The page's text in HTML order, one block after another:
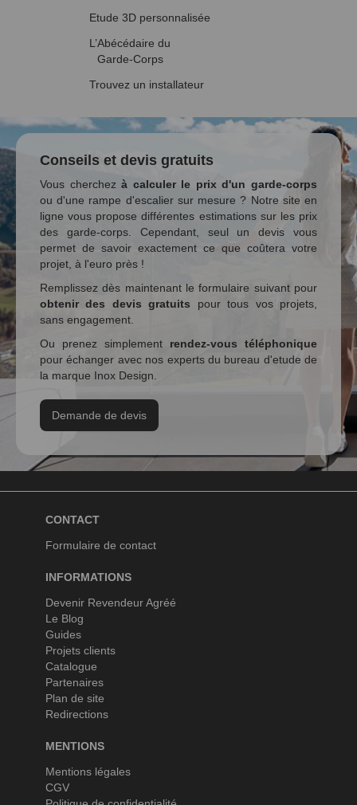
Etude 3D personnalisée
L’Abécédaire du
Garde-Corps
Trouvez un installateur
Conseils et devis gratuits
Vous cherchezà calculer le prix d'un garde-corps
ou d'une rampe d'escalier sur mesure ? Notre site en
ligne vous propose différentes estimations sur les prix
des garde-corps. Cependant, seul un devis vous
permet de savoir exactement ce que coûtera votre
projet, à l'euro près !
Remplissez dès maintenant le formulaire suivant pour
obtenir des devis gratuits pour tous vos projets,
sans engagement.
Ou prenez simplement rendez-vous téléphonique
pour échanger avec nos experts du bureau d'etude de
la marque Inox Design.
Demande de devis
CONTACT
Formulaire de contact
INFORMATIONS
Devenir Revendeur Agréé
Le Blog
Guides
Projets clients
Catalogue
Partenaires
Plan de site
Redirections
MENTIONS
Mentions légales
CGV